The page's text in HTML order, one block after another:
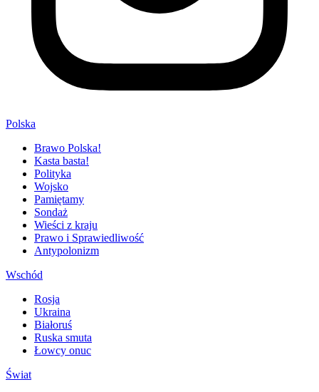
Polska
Brawo Polska!
Kasta basta!
Polityka
Wojsko
Pamiętamy
Sondaż
Wieści z kraju
Prawo i Sprawiedliwość
Antypolonizm
Wschód
Rosja
Ukraina
Białoruś
Ruska smuta
Łowcy onuc
Świat